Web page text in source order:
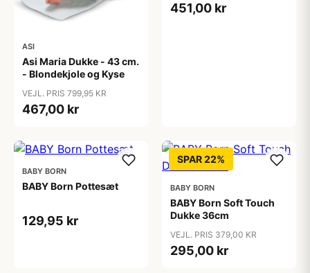
ASI
Asi Maria Dukke - 43 cm.
- Blondekjole og Kyse
VEJL. PRIS 799,95 KR
467,00 kr
451,00 kr
BABY BORN
BABY Born Pottesæt
129,95 kr
SPAR 22%
BABY BORN
BABY Born Soft Touch
Dukke 36cm
VEJL. PRIS 379,00 KR
295,00 kr